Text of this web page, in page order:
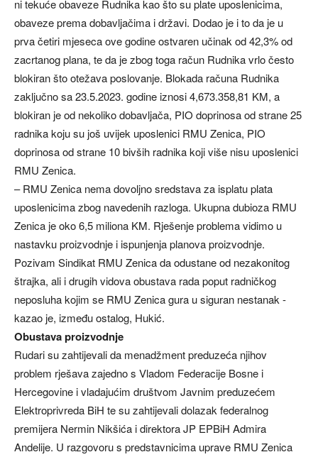
ni tekuće obaveze Rudnika kao što su plate uposlenicima,
obaveze prema dobavljačima i državi. Dodao je i to da je u
prva četiri mjeseca ove godine ostvaren učinak od 42,3% od
zacrtanog plana, te da je zbog toga račun Rudnika vrlo često
blokiran što otežava poslovanje. Blokada računa Rudnika
zaključno sa 23.5.2023. godine iznosi 4,673.358,81 KM, a
blokiran je od nekoliko dobavljača, PIO doprinosa od strane 25
radnika koju su još uvijek uposlenici RMU Zenica, PIO
doprinosa od strane 10 bivših radnika koji više nisu uposlenici
RMU Zenica.
– RMU Zenica nema dovoljno sredstava za isplatu plata
uposlenicima zbog navedenih razloga. Ukupna dubioza RMU
Zenica je oko 6,5 miliona KM. Rješenje problema vidimo u
nastavku proizvodnje i ispunjenja planova proizvodnje.
Pozivam Sindikat RMU Zenica da odustane od nezakonitog
štrajka, ali i drugih vidova obustava rada poput radničkog
neposluha kojim se RMU Zenica gura u siguran nestanak -
kazao je, između ostalog, Hukić.
Obustava proizvodnje
Rudari su zahtijevali da menadžment preduzeća njihov
problem rješava zajedno s Vladom Federacije Bosne i
Hercegovine i vladajućim društvom Javnim preduzećem
Elektroprivreda BiH te su zahtijevali dolazak federalnog
premijera Nermin Nikšića i direktora JP EPBiH Admira
Andelije. U razgovoru s predstavnicima uprave RMU Zenica